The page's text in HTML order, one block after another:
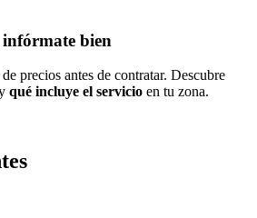
bien
precios antes de contratar. Descubre
qué incluye el servicio en tu zona.